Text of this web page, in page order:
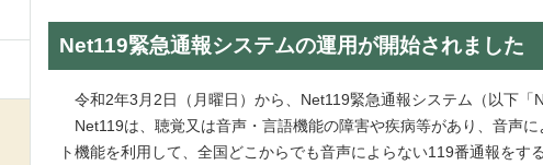
Net119緊急通報システムの運用が開始されました
令和2年3月2日（月曜日）から、Net119緊急通報システム（以下「
Net119は、聴覚又は音声・言語機能の障害や疾病等があり、音声
ト機能を利用して、全国どこからでも音声によらない119番通報をす